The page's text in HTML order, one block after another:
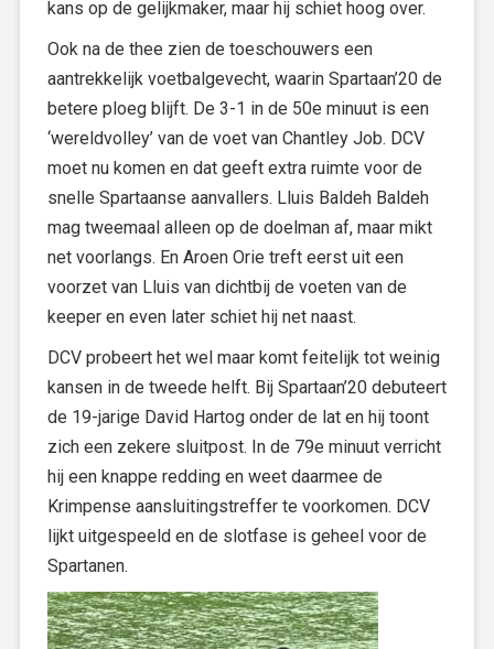
kans op de gelijkmaker, maar hij schiet hoog over.
Ook na de thee zien de toeschouwers een
aantrekkelijk voetbalgevecht, waarin Spartaan’20 de
betere ploeg blijft. De 3-1 in de 50e minuut is een
‘wereldvolley’ van de voet van Chantley Job. DCV
moet nu komen en dat geeft extra ruimte voor de
snelle Spartaanse aanvallers. Lluis Baldeh Baldeh
mag tweemaal alleen op de doelman af, maar mikt
net voorlangs. En Aroen Orie treft eerst uit een
voorzet van Lluis van dichtbij de voeten van de
keeper en even later schiet hij net naast.
DCV probeert het wel maar komt feitelijk tot weinig
kansen in de tweede helft. Bij Spartaan’20 debuteert
de 19-jarige David Hartog onder de lat en hij toont
zich een zekere sluitpost. In de 79e minuut verricht
hij een knappe redding en weet daarmee de
Krimpense aansluitingstreffer te voorkomen. DCV
lijkt uitgespeeld en de slotfase is geheel voor de
Spartanen.